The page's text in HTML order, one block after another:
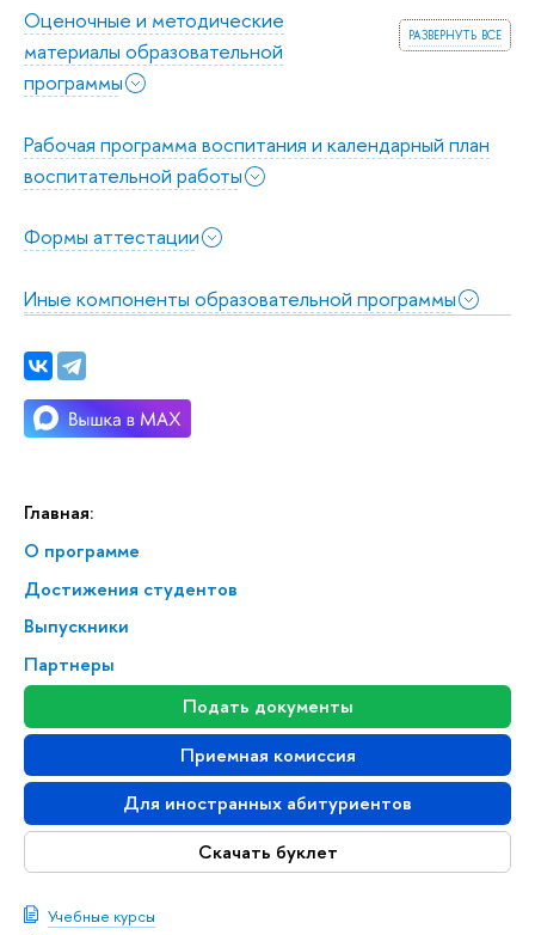
Главная:
О программе
Достижения студентов
Выпускники
Партнеры
Подать документы
Приемная комиссия
Для иностранных абитуриентов
Скачать буклет
Учебные курсы
развернуть все
Оценочные и методические
материалы образовательной
программы
Рабочая программа воспитания и календарный план
воспитательной работы
Формы аттестации
Иные компоненты образовательной программы